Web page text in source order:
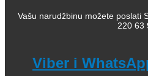
Vašu narudžbinu možete poslati
220 63
Viber i